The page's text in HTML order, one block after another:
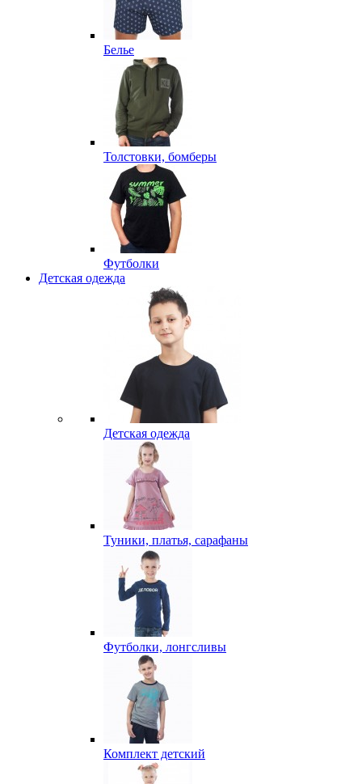
Белье
Толстовки, бомберы
Футболки
Детская одежда
Детская одежда
Туники, платья, сарафаны
Футболки, лонгсливы
Комплект детский